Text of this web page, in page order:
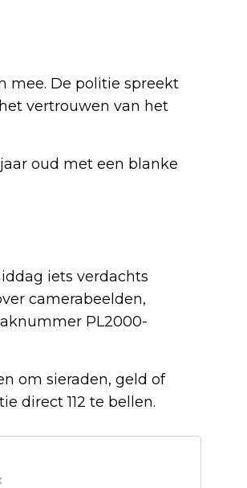
mee. De politie spreekt
vertrouwen van het
oud met een blanke
iets verdachts
camerabeelden,
PL2000-
om sieraden, geld of
direct 112 te bellen.